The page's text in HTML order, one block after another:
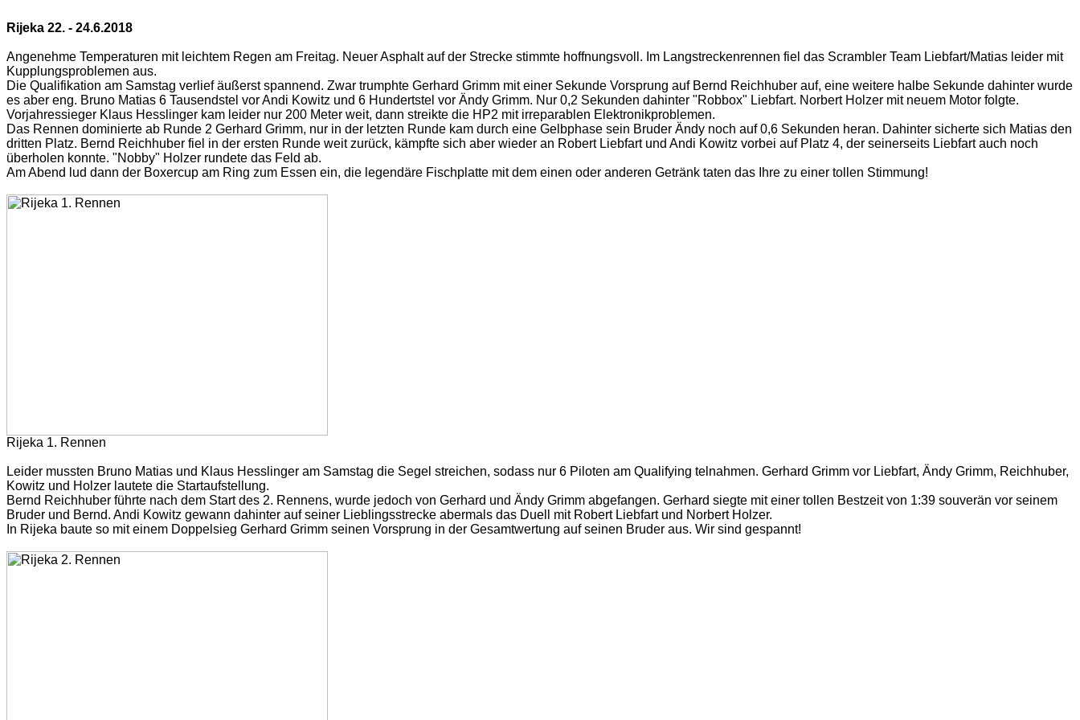
Rijeka 22. - 24.6.2018
Angenehme Temperaturen mit leichtem Regen am Freitag. Neuer Asphalt auf der Strecke stimmte hoffnungsvoll. Im Langstreckenrennen fiel das Scrambler Team Liebfart/Matias leider mit
Kupplungsproblemen aus.
Die Qualifikation am Samstag verlief äußerst spannend. Zwar trumphte Gerhard Grimm mit einer Sekunde Vorsprung auf Bernd Reichhuber auf, eine weitere halbe Sekunde dahinter wurde
es aber eng. Bruno Matias 6 Tausendstel vor Andi Kowitz und 6 Hundertstel vor Ändy Grimm. Nur 0,2 Sekunden dahinter "Robbox" Liebfart. Norbert Holzer mit neuem Motor folgte.
Vorjahressieger Klaus Hesslinger kam leider nur 200 Meter weit, dann streikte die HP2 mit irreparablen Elektronikproblemen.
Das Rennen dominierte ab Runde 2 Gerhard Grimm, nur in der letzten Runde kam durch eine Gelbphase sein Bruder Ändy noch auf 0,6 Sekunden heran. Dahinter sicherte sich Matias den
dritten Platz. Bernd Reichhuber fiel in der ersten Runde weit zurück, kämpfte sich aber wieder an Robert Liebfart und Andi Kowitz vorbei auf Platz 4, der seinerseits Liebfart auch noch
überholen konnte. "Nobby" Holzer rundete das Feld ab.
Am Abend lud dann der Boxercup am Ring zum Essen ein, die legendäre Fischplatte mit dem einen oder anderen Getränk taten das Ihre zu einer tollen Stimmung!
Rijeka 1. Rennen
Leider mussten Bruno Matias und Klaus Hesslinger am Samstag die Segel streichen, sodass nur 6 Piloten am Qualifying telnahmen. Gerhard Grimm vor Liebfart, Ändy Grimm, Reichhuber,
Kowitz und Holzer lautete die Startaufstellung.
Bernd Reichhuber führte nach dem Start des 2. Rennens, wurde jedoch von Gerhard und Ändy Grimm abgefangen. Gerhard siegte mit einer tollen Bestzeit von 1:39 souverän vor seinem
Bruder und Bernd. Andi Kowitz gewann dahinter auf seiner Lieblingsstrecke abermals das Duell mit Robert Liebfart und Norbert Holzer.
In Rijeka baute so mit einem Doppelsieg Gerhard Grimm seinen Vorsprung in der Gesamtwertung auf seinen Bruder aus. Wir sind gespannt!